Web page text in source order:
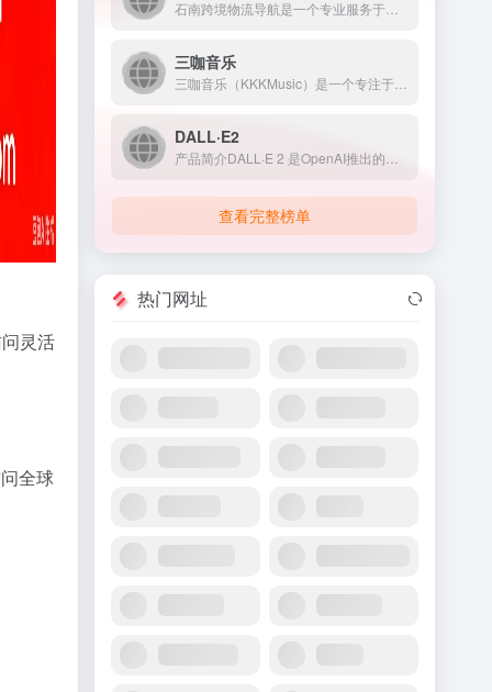
灵活
全球
三咖音乐
DALL·E2
查看完整榜单
热门网址